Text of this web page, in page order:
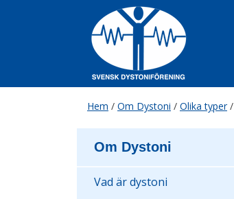
Hem / Om Dystoni / Olika typer/
Om Dystoni
Vad är dystoni